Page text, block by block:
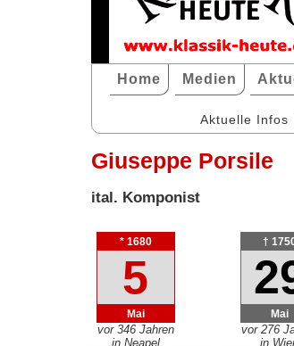
Home Medien
Aktuelle Infos
Giuseppe Porsile
ital. Komponist
* 1680
5
Mai
vor 346 Jahren
in Neapel
†
Mai
vor 276
in